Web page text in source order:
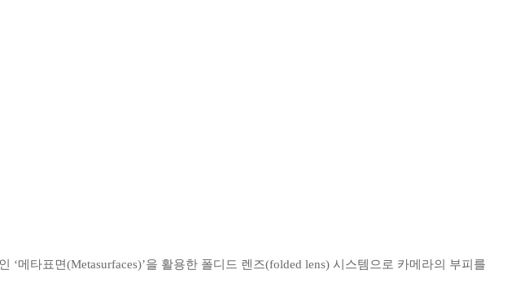
타표면(Metasurfaces)’을 활용한 폴디드 렌즈(folded lens) 시스템으로 카메라의 부피를